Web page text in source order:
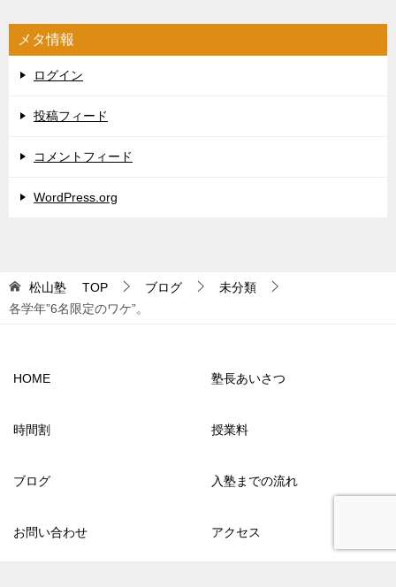
メタ情報
ログイン
投稿フィード
コメントフィード
WordPress.org
松山塾 TOP ブログ
未分類
各学年”6名限定のワケ”。
HOME 塾長あいさつ
時間割 授業料
ブログ 入塾までの流れ
お問い合わせ アクセス